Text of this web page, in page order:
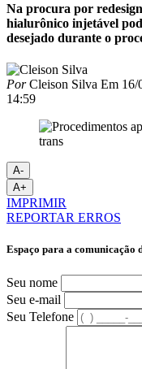
Na procura por
hialurônico injetável
desejado durante o
PorCleison Silva Em 16/
14:59
A-
A+
IMPRIMIR
REPORTAR ERROS
Espaço para a comunicação
Seu nome
Seu e-mail
Seu Telefone